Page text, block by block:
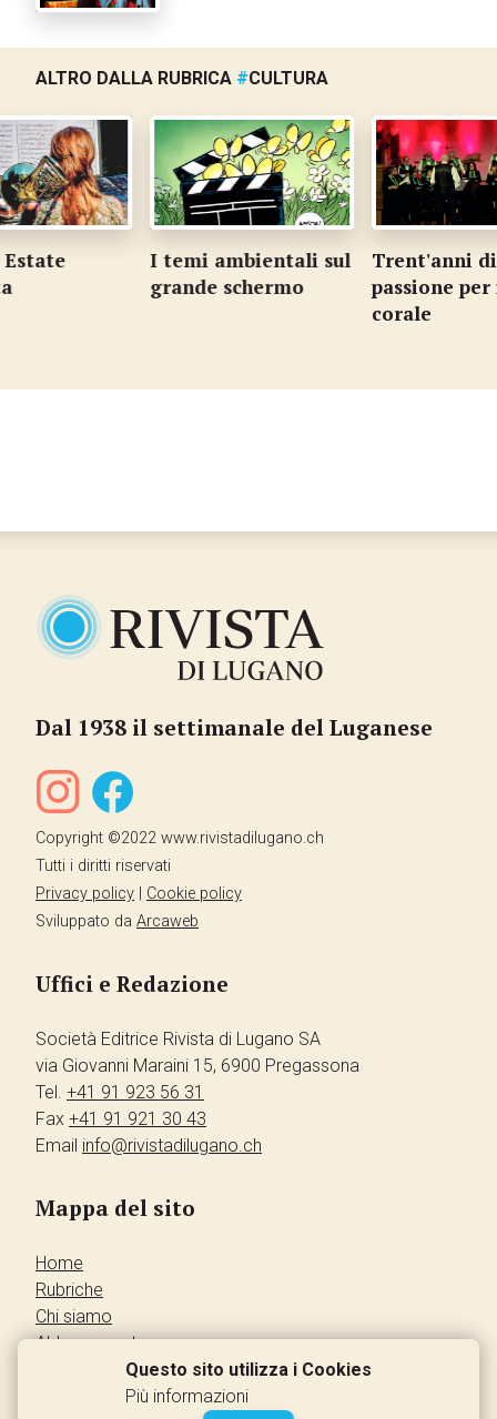
ALTRO DALLA RUBRICA #CULTURA
I temi ambientali sul
grande schermo
Trent'anni di
passione
corale
Dal 1938 il settimanale del Luganese
Copyright ©2022 www.rivistadilugano.ch
Tutti i diritti riservati
Privacy policy
Cookie policy
Sviluppato da Arcaweb
Uffici e Redazione
Società Editrice Rivista di Lugano SA
via Giovanni Maraini 15, 6900 Pregassona
Tel. +41 91 923 56 31
Fax +41 91 921 30 43
Email info@rivistadilugano.ch
Mappa del sito
Home
Rubriche
Chi siamo
Abbonamento
Annunci dei lettori
Questo sito utilizza i Cookies
Più informazioni